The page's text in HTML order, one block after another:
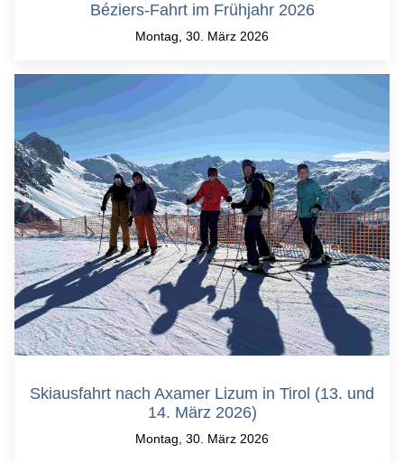
Béziers-Fahrt im Frühjahr 2026
Montag, 30. März 2026
Skiausfahrt nach Axamer Lizum in Tirol (13. und
14. März 2026)
Montag, 30. März 2026